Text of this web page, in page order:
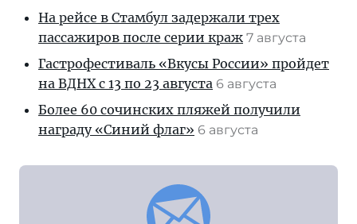
На рейсе в Стамбул задержали трех
пассажиров после серии краж 7 августа
Гастрофестиваль «Вкусы России» пройдет
на ВДНХ с 13 по 23 августа 6 августа
Более 60 сочинских пляжей получили
награду «Синий флаг» 6 августа